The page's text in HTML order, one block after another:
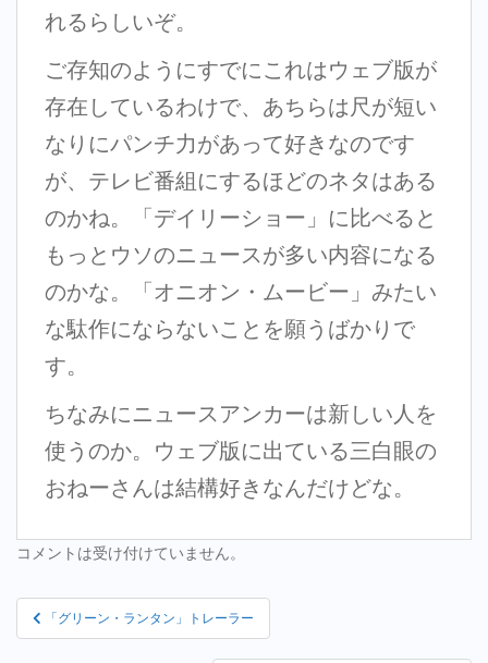
れるらしいぞ。
ご存知のようにすでにこれはウェブ版が
存在しているわけで、あちらは尺が短い
なりにパンチ力があって好きなのです
が、テレビ番組にするほどのネタはある
のかね。「デイリーショー」に比べると
もっとウソのニュースが多い内容になる
のかな。「オニオン・ムービー」みたい
な駄作にならないことを願うばかりで
す。
ちなみにニュースアンカーは新しい人を
使うのか。ウェブ版に出ている三白眼の
おねーさんは結構好きなんだけどな。
コメントは受け付けていません。
投
稿
「グリーン・ランタン」トレーラー